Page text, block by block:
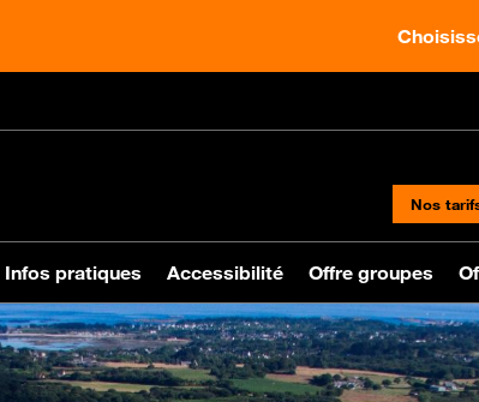
Nos
Infos pratiques Accessibilité Offre groupes